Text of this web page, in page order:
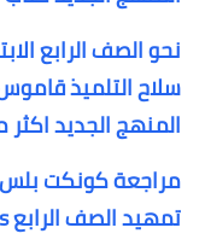
نحو الصف الرابع
سلاح التلميذ
المنهج الجديد اكثر من 700
مراجعة كونكت
تمهيد الصف الرابع connect plus